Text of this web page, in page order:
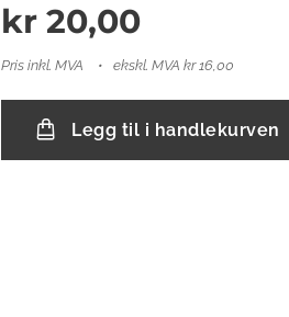
kr 20,00
Pris inkl. MVA ekskl. MVA kr 16,00
Legg til i handlekurven